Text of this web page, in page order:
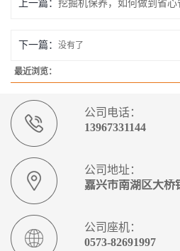
上一篇：
下一篇： 没有了
最近浏览：
公司电话：
13967331144
公司地址：
公司座机：
0573-82691997